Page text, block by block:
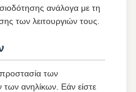
ανάλογα με τη
των λειτουργιών τους.
των
ανηλίκων. Εάν είστε